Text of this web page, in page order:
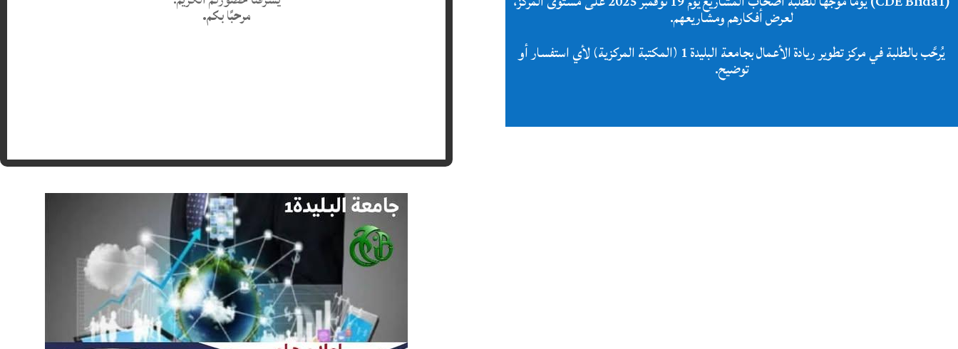
مرحبًا بكم.
لعرض أفكارهم ومشاريعهم.
يُرحَّب بالطلبة في مركز تطوير ريادة الأعمال بجامعة البليدة 1 (المكتبة المركزية) لأي استفسار أو
توضيح.